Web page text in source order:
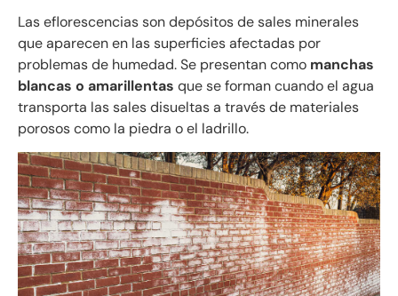
Las eflorescencias son depósitos de sales minerales
que aparecen en las superficies afectadas por
problemas de humedad. Se presentan como manchas
blancas o amarillentas que se forman cuando el agua
transporta las sales disueltas a través de materiales
porosos como la piedra o el ladrillo.